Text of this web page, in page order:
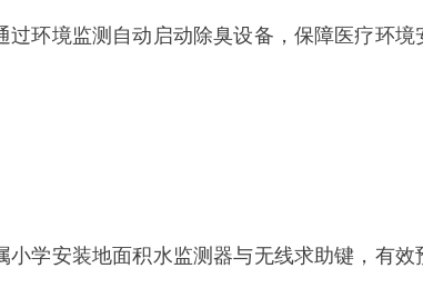
环境监测自动启动除臭设备，保障医疗环
学安装地面积水监测器与无线求助键，有